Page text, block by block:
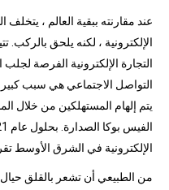
عند مقارنته ببقية العالم ،
الإلكترونية ، لكنه يلحق بالركب.
التجارة الإلكترونية الفرصة
التواصل الاجتماعي هي سبب
يتم إلهام المستهلكين من خلال
الإلكترونية في الشرق الأوسط
من الطبيعي أن تشعر بالقلق حيال